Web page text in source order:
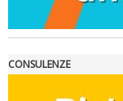
CONSULENZE